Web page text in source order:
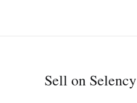
Sell on Selency